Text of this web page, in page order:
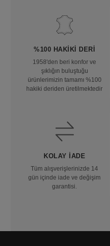
%100 HAKIKI DERI
1958'den beri konfor ve
şıklığın buluştuğu
ürünlerimizin tamamı %100
hakiki deriden üretilmektedir
KOLAY İADE
Tüm alışverişlerinizde 14
gün içinde iade ve değişim
garantisi.